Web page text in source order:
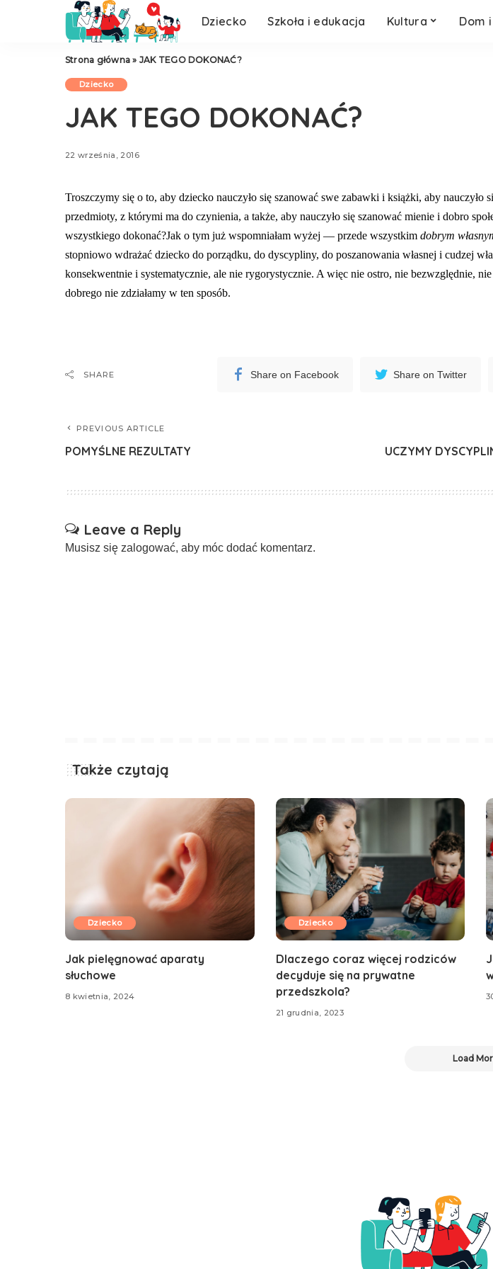
Dziecko Szkoła i edukacja Kultura Dom
W świecie filmu
Strona główna » JAK TEGO DOKONAĆ?
Dziecko
JAK TEGO DOKONAĆ?
22 września, 2016
Tro­szczymy się o to, aby dziecko nauczyło się szanować swe zabawki i książki, aby nauczyło
przedmioty, z którymi ma do czynienia, a także, aby nau­czyło się szanować mienie i dobro
wszystkiego dokonać?Jak o tym już wspomniałam wyżej — przede wszystkim dobrym
stopniowo wdrażać dziecko do porządku, do dyscypliny, do posza­nowania własnej i cudzej
konsek­wentnie i systematycznie, ale nie rygorystycznie. A więc nie ostro, nie bezwzględnie,
dobrego nie zdziałamy w ten sposób.
SHARE Share on Facebook Share on Twitter
PREVIOUS ARTICLE
POMYŚLNE REZULTATY UCZYMY
Leave a Reply
Musisz się zalogować, aby móc dodać komentarz.
Także czytają
Dziecko
Jak pielęgnować aparaty
słuchowe
8 kwietnia, 2024
Dziecko
Dlaczego coraz więcej rodziców
decyduje się na prywatne
przedszkola?
21 grudnia, 2023
Load